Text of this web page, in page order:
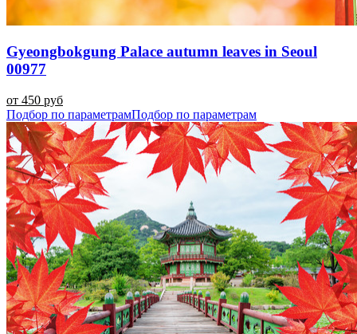
Gyeongbokgung Palace autumn leaves in Seoul
00977
от 450 руб
Подбор по параметрамПодбор по параметрам